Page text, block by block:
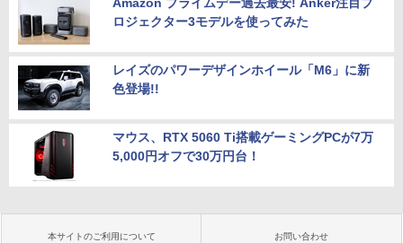
Amazon プライムデー過去最安! Anker注目プ
ロジェクター3モデルを使ってみた
レイズのパワーデザインホイール「M6」に新
色登場!!
マウス、RTX 5060 Ti搭載ゲーミングPCが7万
5,000円オフで30万円台！
本サイトのご利用について お問い合わせ